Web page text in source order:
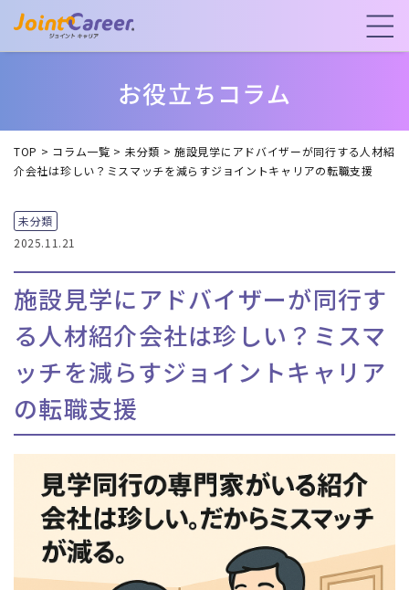
お役立ちコラム
TOP > コラム一覧 > 未分類 >施設見学にアドバイザーが同行する人材紹
介会社は珍しい？ミスマッチを減らすジョイントキャリアの転職支援
未分類
2025.11.21
施設見学にアドバイザーが同行す
る人材紹介会社は珍しい？ミスマ
ッチを減らすジョイントキャリア
の転職支援